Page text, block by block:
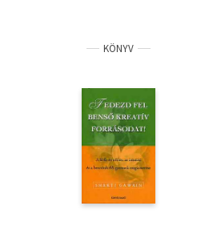
KÖNYV